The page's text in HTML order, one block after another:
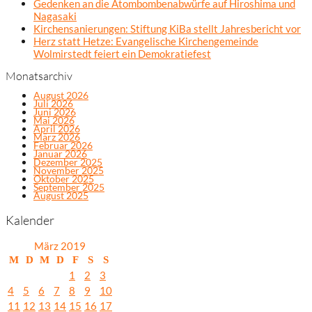
Gedenken an die Atombombenabwürfe auf Hiroshima und
Nagasaki
Kirchensanierungen: Stiftung KiBa stellt Jahresbericht vor
Herz statt Hetze: Evangelische Kirchengemeinde
Wolmirstedt feiert ein Demokratiefest
Monatsarchiv
August 2026
Juli 2026
Juni 2026
Mai 2026
April 2026
März 2026
Februar 2026
Januar 2026
Dezember 2025
November 2025
Oktober 2025
September 2025
August 2025
Kalender
März 2019
M D M D F S S
1 2
3
4
5 6 7 8 9
10
11 12 13 14 15 16 17